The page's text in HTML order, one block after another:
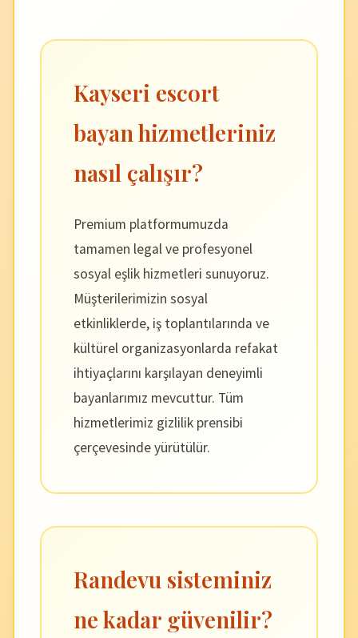
Kayseri escort
bayan hizmetleriniz
nasıl çalışır?
Premium platformumuzda
tamamen legal ve profesyonel
sosyal eşlik hizmetleri sunuyoruz.
Müşterilerimizin sosyal
etkinliklerde, iş toplantılarında ve
kültürel organizasyonlarda refakat
ihtiyaçlarını karşılayan deneyimli
bayanlarımız mevcuttur. Tüm
hizmetlerimiz gizlilik prensibi
çerçevesinde yürütülür.
Randevu sisteminiz
ne kadar güvenilir?